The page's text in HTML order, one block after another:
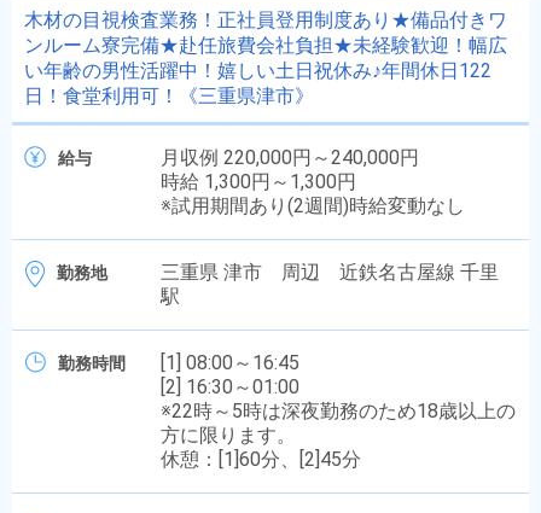
木材の目視検査業務！正社員登用制度あり★備品付きワ
ンルーム寮完備★赴任旅費会社負担★未経験歓迎！幅広
い年齢の男性活躍中！嬉しい土日祝休み♪年間休日122
日！食堂利用可！《三重県津市》
給与
月収例 220,000円～240,000円
時給 1,300円～1,300円
※試用期間あり(2週間)時給変動なし
勤務地
三重県 津市 周辺 近鉄名古屋線 千里
駅
勤務時間
[1] 08:00～16:45
[2] 16:30～01:00
※22時～5時は深夜勤務のため18歳以上の
方に限ります。
休憩：[1]60分、[2]45分